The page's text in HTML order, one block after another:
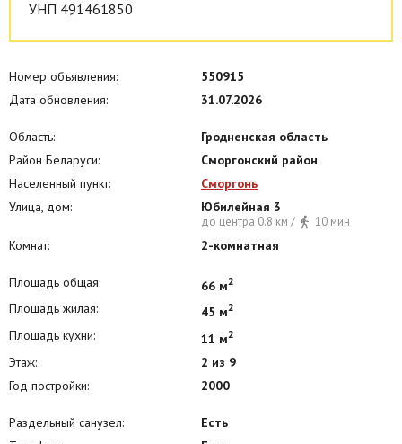
УНП 491461850
Номер объявления:
550915
Дата обновления:
31.07.2026
Область:
Гродненская область
Район Беларуси:
Сморгонский район
Населенный пункт:
Сморгонь
Улица, дом:
Юбилейная 3
до центра 0.8 км / 10 мин
Комнат: 2-комнатная
Площадь общая: 66 м2
Площадь жилая: 45 м2
Площадь кухни: 11 м2
Этаж:
2 из 9
Год постройки:
2000
Раздельный санузел:
Есть